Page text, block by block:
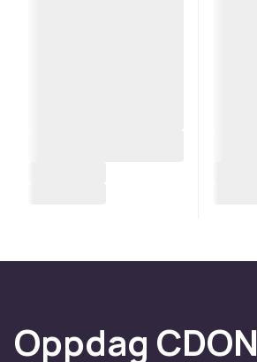
Oppdag CDON